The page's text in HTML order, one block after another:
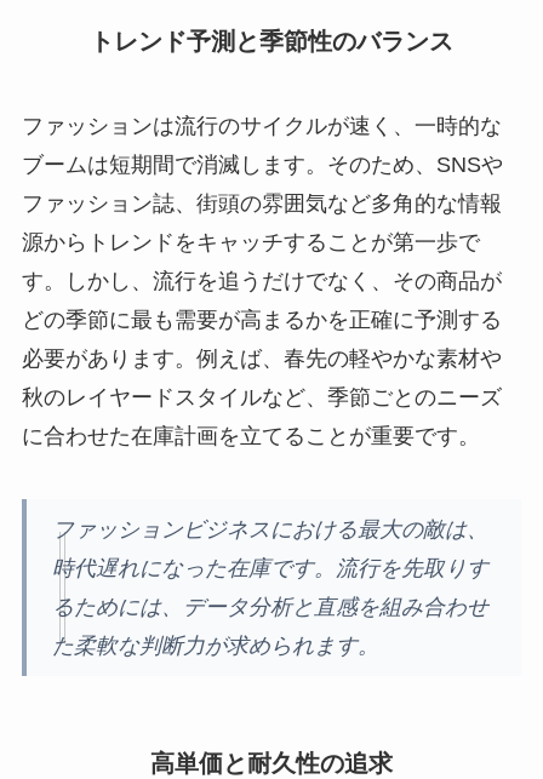
トレンド予測と季節性のバランス
ファッションは流行のサイクルが速く、一時的な
ブームは短期間で消滅します。そのため、SNSや
ファッション誌、街頭の雰囲気など多角的な情報
源からトレンドをキャッチすることが第一歩で
す。しかし、流行を追うだけでなく、その商品が
どの季節に最も需要が高まるかを正確に予測する
必要があります。例えば、春先の軽やかな素材や
秋のレイヤードスタイルなど、季節ごとのニーズ
に合わせた在庫計画を立てることが重要です。
ファッションビジネスにおける最大の敵は、
時代遅れになった在庫です。流行を先取りす
るためには、データ分析と直感を組み合わせ
た柔軟な判断力が求められます。
高単価と耐久性の追求